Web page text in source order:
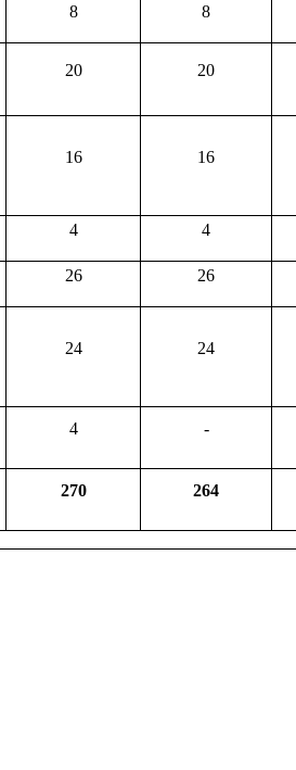
8 8
20 20
16 16
4 4
26 26
24 24
4 -
270 264